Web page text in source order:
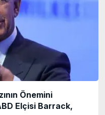
Önemini
Elçisi Barrack,